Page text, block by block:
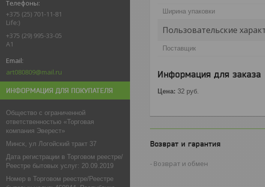
+375 (25) 701-11-81
Life:)
+375 (29) 995-33-05
A1
art080809@mail.ru
ИНФОРМАЦИЯ ДЛЯ ПОКУПАТЕЛЯ
Общество с ограниченной
ответственностью «Торговая
компания Эверест»
Минск, ул Логойский тракт 37
Дата регистрации в Торговом реестре/
Реестре бытовых услуг: 20.09.2019
Номер в Торговом реестре/Реестре
Ширина упаковки
Пользовательские
Поставщик
Информация для заказа
Цена: 32 руб.
Возврат и гарантия
Возврат и обмен